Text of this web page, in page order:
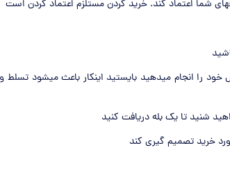
را انجام میدهید بایستید اینکار باعث میشود